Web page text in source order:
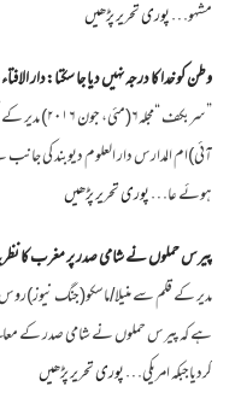
مشہو…پوری تحریر پڑھیں
وطن کو خدا کا درجہ نہیں دیا جا سکتا:دار
”سربکف
آئی)ام المدارس دار العلوم دیوبند کی
ہوئے عا…پوری تحریر پڑھیں
پیرس حملوں نے شامی صدر پر مغرب کا
مدیر کے قلم سے منیلا/ماسکو(جنگ
ہے کہ پیرس حملوں نے شامی صدر کے
کردیاجبکہ امریکی…پوری تحریر پڑھیں